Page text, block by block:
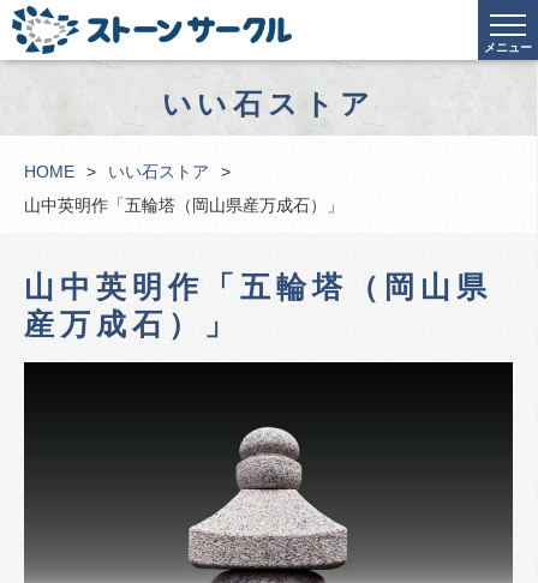
メニュー
いい石ストア
HOME
いい石ストア
山中英明作「五輪塔（岡山県産万成石）」
山中英明作「五輪塔（岡山県
産万成石）」